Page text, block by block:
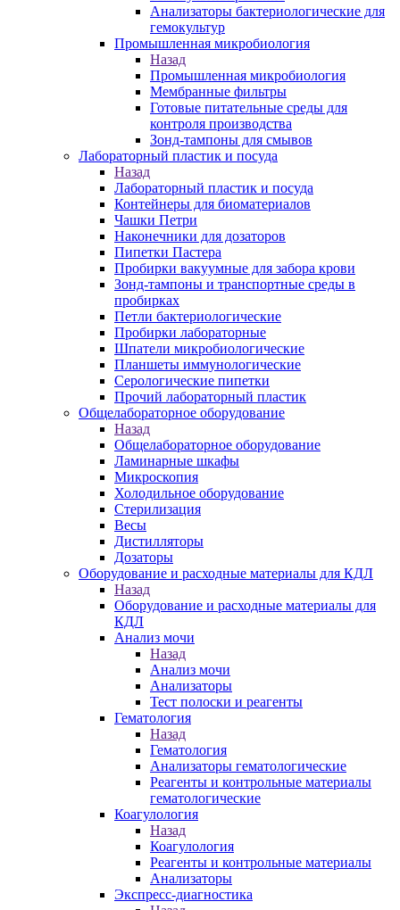
Анализаторы бактериологические для
гемокультур
Промышленная микробиология
Назад
Промышленная микробиология
Мембранные фильтры
Готовые питательные среды для
контроля производства
Зонд-тампоны для смывов
Лабораторный пластик и посуда
Назад
Лабораторный пластик и посуда
Контейнеры для биоматериалов
Чашки Петри
Наконечники для дозаторов
Пипетки Пастера
Пробирки вакуумные для забора крови
Зонд-тампоны и транспортные среды в
пробирках
Петли бактериологические
Пробирки лабораторные
Шпатели микробиологические
Планшеты иммунологические
Серологические пипетки
Прочий лабораторный пластик
Общелабораторное оборудование
Назад
Общелабораторное оборудование
Ламинарные шкафы
Микроскопия
Холодильное оборудование
Стерилизация
Весы
Дистилляторы
Дозаторы
Оборудование и расходные материалы для КДЛ
Назад
Оборудование и расходные материалы для
КДЛ
Анализ мочи
Назад
Анализ мочи
Анализаторы
Тест полоски и реагенты
Гематология
Назад
Гематология
Анализаторы гематологические
Реагенты и контрольные материалы
гематологические
Коагулология
Назад
Коагулология
Реагенты и контрольные материалы
Анализаторы
Экспресс-диагностика